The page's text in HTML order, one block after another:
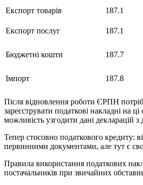
Експорт товарів 187.1
Експорт послуг
187.1
Бюджетні кошти 187.7
Імпорт 187.8
Після відновлення роботи ЄРПН
зареєструвати податкові накладні на ці
можливість узгодити дані декларацій з
Тепер стосовно податкового кредиту:
первинними документами, але тут є
Правила використання податкових
постачальників при звичайних